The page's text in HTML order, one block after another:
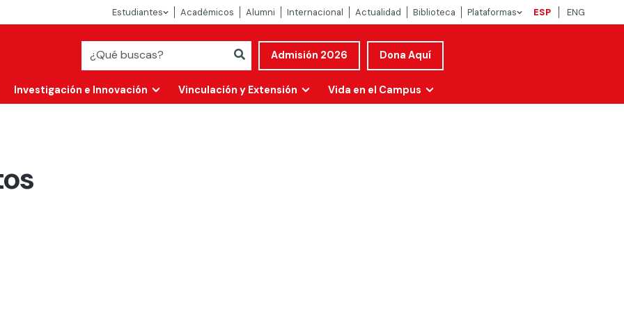
Estudiantes Académicos Alumni Internacional Actualidad Biblioteca Plataformas ESP ENG
Admisión 2026 Dona Aquí
Investigación e Innovación Vinculación y Extensión Vida en el Campus